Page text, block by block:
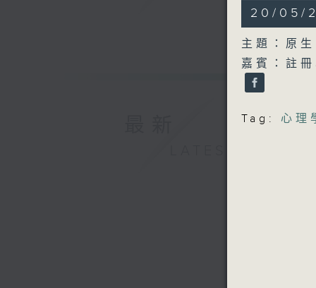
54
minutes,
39
seconds
90%
20/05/
主題：原
嘉賓：註
Tag: 心理